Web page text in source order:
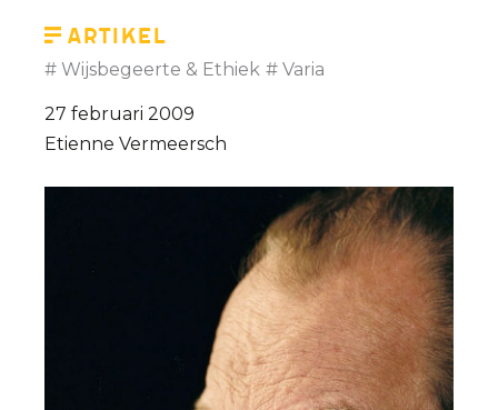
in
over
euthanasie
Artikel
Wijsbegeerte & Ethiek Varia
27 februari 2009
Etienne Vermeersch